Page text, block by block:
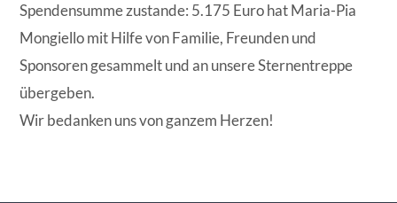
Spendensumme zustande: 5.175 Euro hat Maria-Pia
Mongiello mit Hilfe von Familie, Freunden und
Sponsoren gesammelt und an unsere Sternentreppe
übergeben.
Wir bedanken uns von ganzem Herzen!